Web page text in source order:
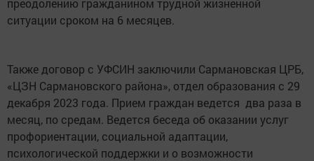
преодолению гражданином трудной жизненной
ситуации сроком на 6 месяцев.
Также договор с УФСИН заключили Сармановская ЦРБ,
«ЦЗН Сармановского района», отдел образования с 29
декабря 2023 года. Прием граждан ведется два раза в
месяц, по средам. Ведется беседа об оказании услуг
профориентации, социальной адаптации,
психологической поддержки и о возможности